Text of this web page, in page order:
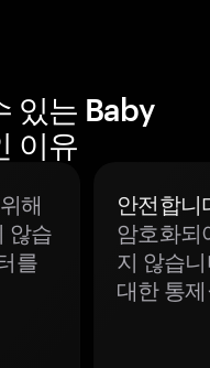
있는 Baby
이유
해
않습
를
안전합니
암호화되
지 않습
대한 통